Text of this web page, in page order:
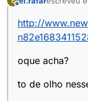
última
http://
oque acha?
to de olho